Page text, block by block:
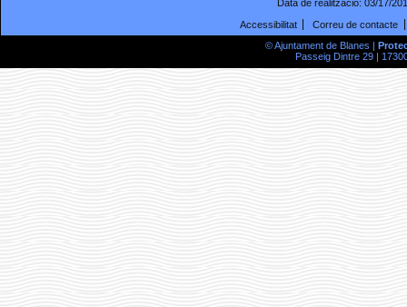
Data de realització: 03/17/
Accessibilitat
Correu de contacte
© Ajuntament de Blanes |
Passeig Dintre 29 |